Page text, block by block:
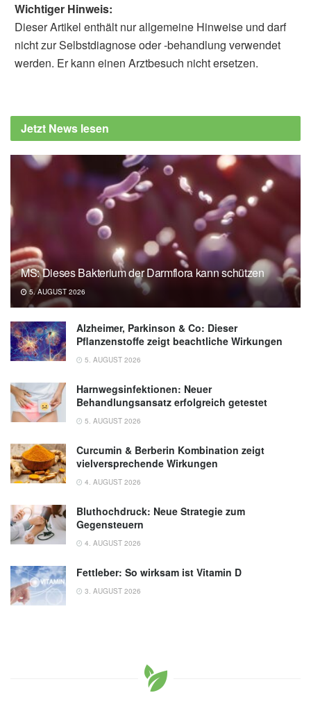
Radak, Yasuyuki Taki: Exercise as a
geroprotector: focusing on epigenetic aging;
Impact Journals LLC: Exercise may slow
epigenetic aging (veröffentlicht 12.08.2025),
Impact Journals LLC
Wichtiger Hinweis:
Dieser Artikel enthält nur allgemeine Hinweise und darf
nicht zur Selbstdiagnose oder -behandlung verwendet
werden. Er kann einen Arztbesuch nicht ersetzen.
Jetzt News lesen
MS: Dieses Bakterium der Darmflora kann schützen
5. AUGUST 2026
Alzheimer, Parkinson & Co: Dieser
Pflanzenstoffe zeigt beachtliche Wirkungen
5. AUGUST 2026
Harnwegsinfektionen: Neuer
Behandlungsansatz erfolgreich getestet
5. AUGUST 2026
Curcumin & Berberin Kombination zeigt
vielversprechende Wirkungen
4. AUGUST 2026
Bluthochdruck: Neue Strategie zum
Gegensteuern
4. AUGUST 2026
Fettleber: So wirksam ist Vitamin D
3. AUGUST 2026